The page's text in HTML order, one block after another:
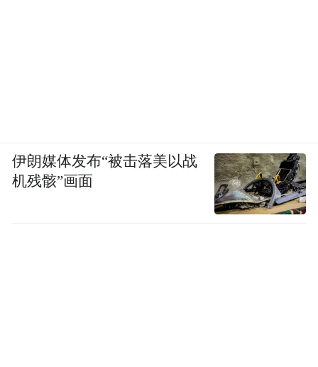
伊朗媒体发布“被击落美以战
机残骸”画面